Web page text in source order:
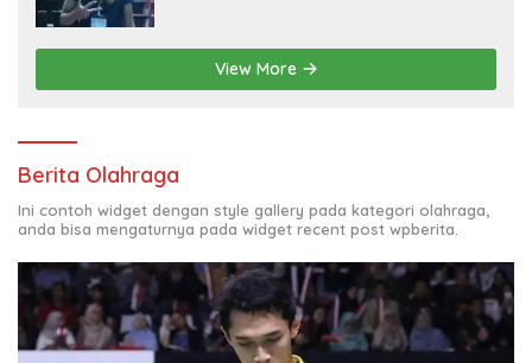
View More
Berita Olahraga
Ini contoh widget dengan style gallery pada kategori olahraga,
anda bisa mengaturnya pada widget recent post wpberita.